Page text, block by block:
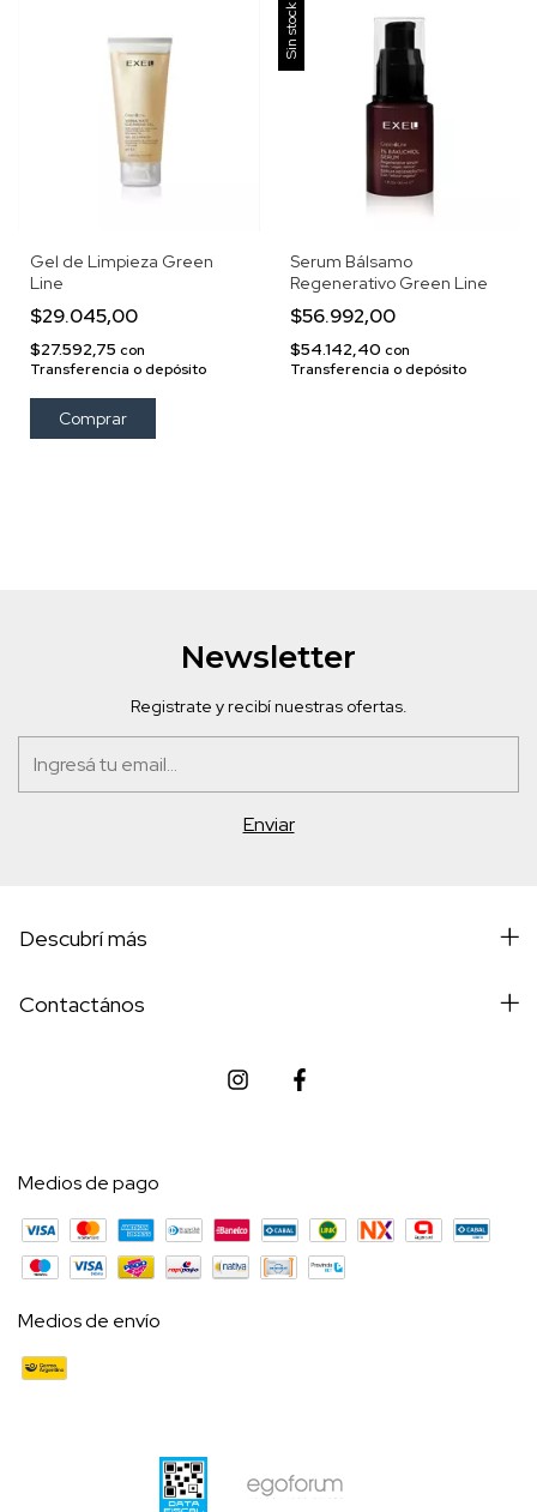
Gel de Limpieza Green
Line
$29.045,00
$27.592,75 con
Transferencia o depósito
Sin stock
Serum Bálsamo
Regenerativo Green Line
$56.992,00
$54.142,40 con
Transferencia o depósito
Newsletter
Registrate y recibí nuestras ofertas.
Descubrí más
Contactános
Medios de pago
Medios de envío